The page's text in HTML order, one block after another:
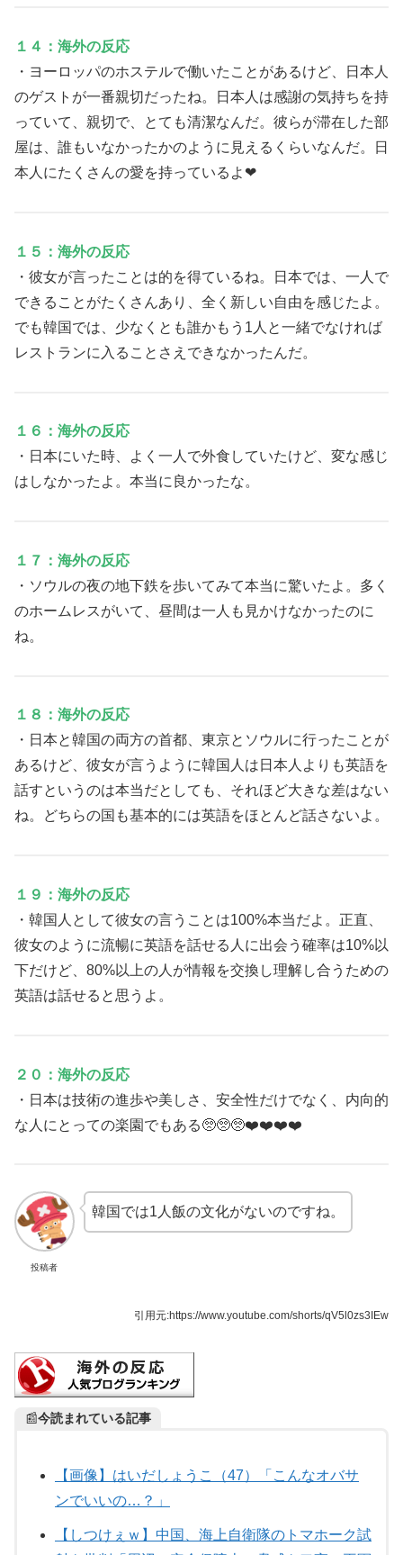
１４：海外の反応
・ヨーロッパのホステルで働いたことがあるけど、日本人
のゲストが一番親切だったね。日本人は感謝の気持ちを持
っていて、親切で、とても清潔なんだ。彼らが滞在した部
屋は、誰もいなかったかのように見えるくらいなんだ。日
本人にたくさんの愛を持っているよ❤
１５：海外の反応
・彼女が言ったことは的を得ているね。日本では、一人で
できることがたくさんあり、全く新しい自由を感じたよ。
でも韓国では、少なくとも誰かもう1人と一緒でなければ
レストランに入ることさえできなかったんだ。
１６：海外の反応
・日本にいた時、よく一人で外食していたけど、変な感じ
はしなかったよ。本当に良かったな。
１７：海外の反応
・ソウルの夜の地下鉄を歩いてみて本当に驚いたよ。多く
のホームレスがいて、昼間は一人も見かけなかったのに
ね。
１８：海外の反応
・日本と韓国の両方の首都、東京とソウルに行ったことが
あるけど、彼女が言うように韓国人は日本人よりも英語を
話すというのは本当だとしても、それほど大きな差はない
ね。どちらの国も基本的には英語をほとんど話さないよ。
１９：海外の反応
・韓国人として彼女の言うことは100%本当だよ。正直、
彼女のように流暢に英語を話せる人に出会う確率は10%以
下だけど、80%以上の人が情報を交換し理解し合うための
英語は話せると思うよ。
２０：海外の反応
・日本は技術の進歩や美しさ、安全性だけでなく、内向的
な人にとっての楽園でもある🥺🥺🥺❤️❤️❤️❤️
投稿者
韓国では1人飯の文化がないのですね。
引用元:https://www.youtube.com/shorts/qV5l0zs3IEw
📰今読まれている記事
【画像】はいだしょうこ（47）「こんなオバサ
ンでいいの…？」
【しつけぇｗ】中国、海上自衛隊のトマホーク試